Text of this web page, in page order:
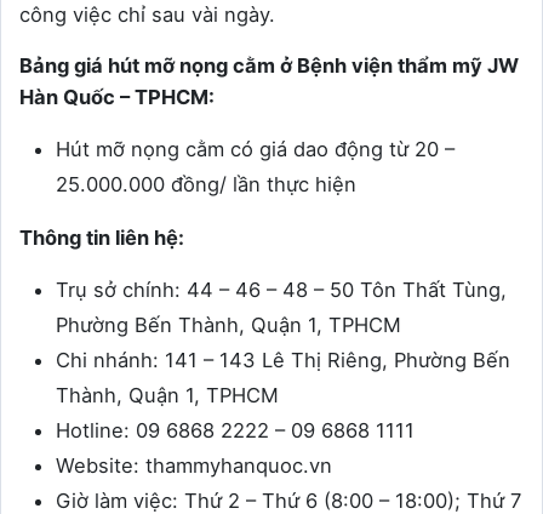
công việc chỉ sau vài ngày.
Bảng giá hút mỡ nọng cằm ở Bệnh viện thẩm mỹ JW
Hàn Quốc – TPHCM:
Hút mỡ nọng cằm có giá dao động từ 20 –
25.000.000 đồng/ lần thực hiện
Thông tin liên hệ:
Trụ sở chính: 44 – 46 – 48 – 50 Tôn Thất Tùng,
Phường Bến Thành, Quận 1, TPHCM
Chi nhánh: 141 – 143 Lê Thị Riêng, Phường Bến
Thành, Quận 1, TPHCM
Hotline: 09 6868 2222 – 09 6868 1111
Website: thammyhanquoc.vn
Giờ làm việc: Thứ 2 – Thứ 6 (8:00 – 18:00); Thứ 7